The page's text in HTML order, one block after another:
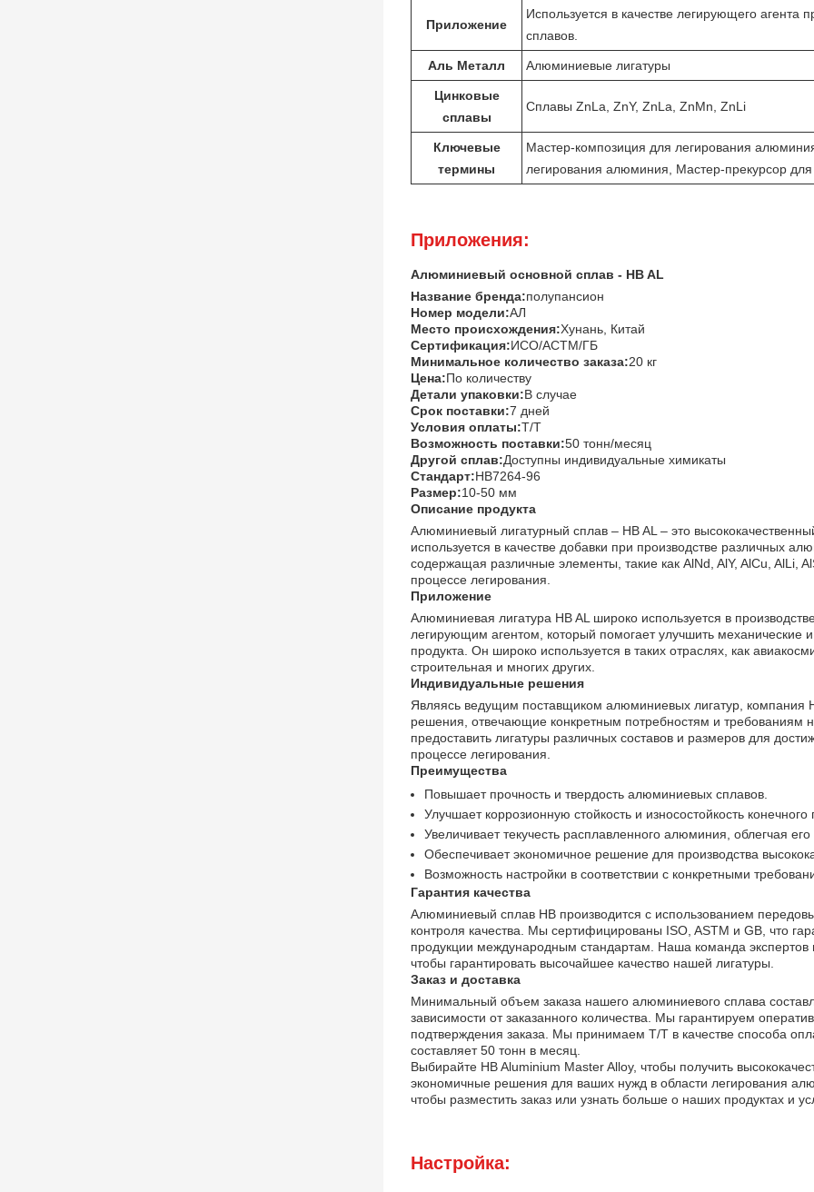
Приложение
Используется в качестве легирующего агента
сплавов.
Аль Металл Алюминиевые лигатуры
Цинковые
сплавы
Сплавы ZnLa, ZnY, ZnLa, ZnMn, ZnLi
Ключевые
термины
Мастер-композиция для легирования
легирования алюминия, Мастер-прекурсор
Приложения:
Алюминиевый основной сплав - HB AL
Название бренда:полупансион
Номер модели:АЛ
Место происхождения:Хунань, Китай
Сертификация:ИСО/АСТМ/ГБ
Минимальное количество заказа:20 кг
Цена:По количеству
Детали упаковки:В случае
Срок поставки:7 дней
Условия оплаты:Т/Т
Возможность поставки:50 тонн/месяц
Другой сплав:Доступны индивидуальные химикаты
Стандарт:HB7264-96
Размер:10-50 мм
Описание продукта
Алюминиевый лигатурный сплав – HB AL – это
используется в качестве добавки при производстве различных
содержащая различные элементы, такие как AlNd, AlY, AlCu, AlLi,
процессе легирования.
Приложение
Алюминиевая лигатура HB AL широко используется в
легирующим агентом, который помогает улучшить механические
продукта. Он широко используется в таких отраслях, как
строительная и многих других.
Индивидуальные решения
Являясь ведущим поставщиком алюминиевых лигатур, компания
решения, отвечающие конкретным потребностям и
предоставить лигатуры различных составов и размеров для
процессе легирования.
Преимущества
Повышает прочность и твердость алюминиевых сплавов.
Улучшает коррозионную стойкость и износостойкость конечного
Увеличивает текучесть расплавленного алюминия, облегчая
Обеспечивает экономичное решение для производства
Возможность настройки в соответствии с конкретными
Гарантия качества
Алюминиевый сплав HB производится с использованием
контроля качества. Мы сертифицированы ISO, ASTM и GB, что
продукции международным стандартам. Наша команда
чтобы гарантировать высочайшее качество нашей лигатуры.
Заказ и доставка
Минимальный объем заказа нашего алюминиевого сплава
зависимости от заказанного количества. Мы гарантируем
подтверждения заказа. Мы принимаем T/T в качестве способа
составляет 50 тонн в месяц.
Выбирайте HB Aluminium Master Alloy, чтобы получить
экономичные решения для ваших нужд в области легирования
чтобы разместить заказ или узнать больше о наших продуктах и
Настройка: